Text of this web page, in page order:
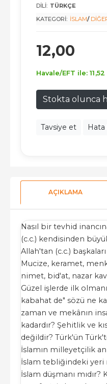
DILI: TÜRKÇE
KATEGORI: İSLAM/
12,00
Havale/EFT ile: 11 ,52
Stokta olunca
Tavsiye et Hata
AÇIKLAMA
Nasıl bir tevhid
(c.c.) kendisinden
Allah'tan (c.c.)
Mucize, keramet,
nimet, bid'at, nazar
Güzel işlerde ilk
kabahat de" sözü ne
zaman ve mekânın
kadardır? Şehitlik ve
değildir? Türk'ün
İslamın milleyetçilik
İslam tebliğindeki yeri
İslam düşmanı mıdır?